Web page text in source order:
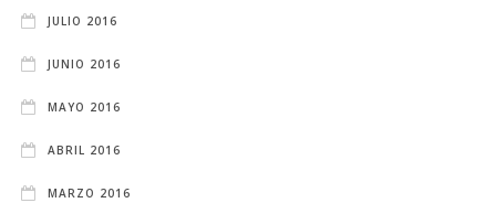
JULIO 2016
JUNIO 2016
MAYO 2016
ABRIL 2016
MARZO 2016